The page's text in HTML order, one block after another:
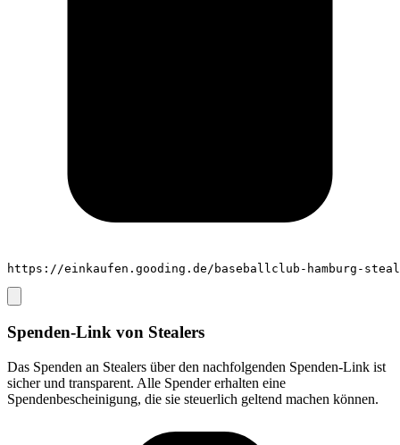
https://einkaufen.gooding.de/baseballclub-hamburg-
Spenden-Link von Stealers
Das Spenden an Stealers über den nachfolgenden Spenden-Link ist
sicher und transparent. Alle Spender erhalten eine
Spendenbescheinigung, die sie steuerlich geltend machen können.